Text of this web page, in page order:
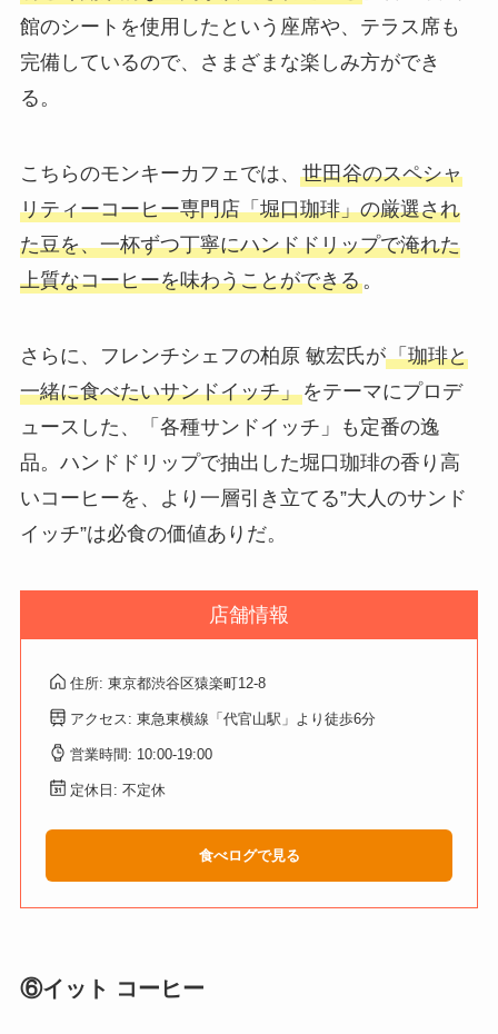
館のシートを使用したという座席や、テラス席も
完備しているので、さまざまな楽しみ方ができ
る。
こちらのモンキーカフェでは、 世田谷のスペシャ
リティーコーヒー専門店「堀口珈琲」の厳選され
た豆を、一杯ずつ丁寧にハンドドリップで淹れた
上質なコーヒーを味わうことができる。
さらに、 フレンチシェフの柏原 敏宏氏が「珈琲と
一緒に食べたいサンドイッチ」をテーマにプロデ
ュースした、「各種サンドイッチ」も定番の逸
品。ハンドドリップで抽出した堀口珈琲の香り高
いコーヒーを、より一層引き立てる”大人のサンド
イッチ”は必食の価値ありだ。
店舗情報
住所: 東京都渋谷区猿楽町12-8
アクセス: 東急東横線「代官山駅」より徒歩6分
営業時間: 10:00-19:00
定休日: 不定休
食べログで見る
⑥イット コーヒー